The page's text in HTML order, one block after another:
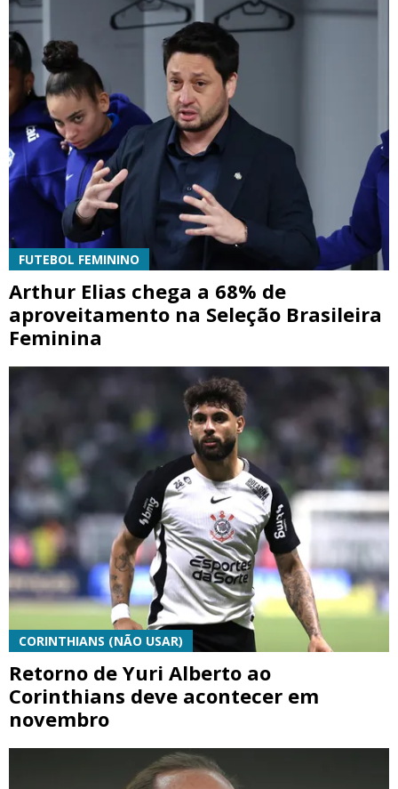
FUTEBOL FEMININO
Arthur Elias chega a 68% de
aproveitamento na Seleção Brasileira
Feminina
CORINTHIANS (NÃO USAR)
Retorno de Yuri Alberto ao
Corinthians deve acontecer em
novembro